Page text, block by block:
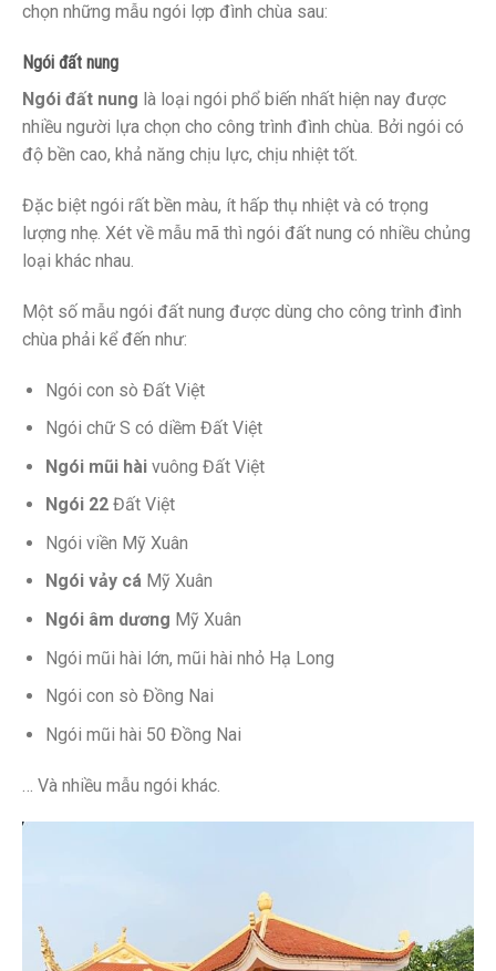
chọn những mẫu ngói lợp đình chùa sau:
Ngói đất nung
Ngói đất nung là loại ngói phổ biến nhất hiện nay được
nhiều người lựa chọn cho công trình đình chùa. Bởi ngói có
độ bền cao, khả năng chịu lực, chịu nhiệt tốt.
Đặc biệt ngói rất bền màu, ít hấp thụ nhiệt và có trọng
lượng nhẹ. Xét về mẫu mã thì ngói đất nung có nhiều chủng
loại khác nhau.
Một số mẫu ngói đất nung được dùng cho công trình đình
chùa phải kể đến như:
Ngói con sò Đất Việt
Ngói chữ S có diềm Đất Việt
Ngói mũi hàivuông Đất Việt
Ngói 22Đất Việt
Ngói viền Mỹ Xuân
Ngói vảy cáMỹ Xuân
Ngói âm dương Mỹ Xuân
Ngói mũi hài lớn, mũi hài nhỏ Hạ Long
Ngói con sò Đồng Nai
Ngói mũi hài 50 Đồng Nai
… Và nhiều mẫu ngói khác.